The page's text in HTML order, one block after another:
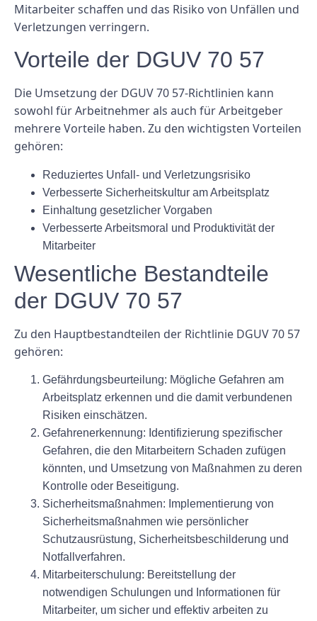
Mitarbeiter schaffen und das Risiko von Unfällen und
Verletzungen verringern.
Vorteile der DGUV 70 57
Die Umsetzung der DGUV 70 57-Richtlinien kann
sowohl für Arbeitnehmer als auch für Arbeitgeber
mehrere Vorteile haben. Zu den wichtigsten Vorteilen
gehören:
Reduziertes Unfall- und Verletzungsrisiko
Verbesserte Sicherheitskultur am Arbeitsplatz
Einhaltung gesetzlicher Vorgaben
Verbesserte Arbeitsmoral und Produktivität der
Mitarbeiter
Wesentliche Bestandteile
der DGUV 70 57
Zu den Hauptbestandteilen der Richtlinie DGUV 70 57
gehören:
Gefährdungsbeurteilung: Mögliche Gefahren am
Arbeitsplatz erkennen und die damit verbundenen
Risiken einschätzen.
Gefahrenerkennung: Identifizierung spezifischer
Gefahren, die den Mitarbeitern Schaden zufügen
könnten, und Umsetzung von Maßnahmen zu deren
Kontrolle oder Beseitigung.
Sicherheitsmaßnahmen: Implementierung von
Sicherheitsmaßnahmen wie persönlicher
Schutzausrüstung, Sicherheitsbeschilderung und
Notfallverfahren.
Mitarbeiterschulung: Bereitstellung der
notwendigen Schulungen und Informationen für
Mitarbeiter, um sicher und effektiv arbeiten zu